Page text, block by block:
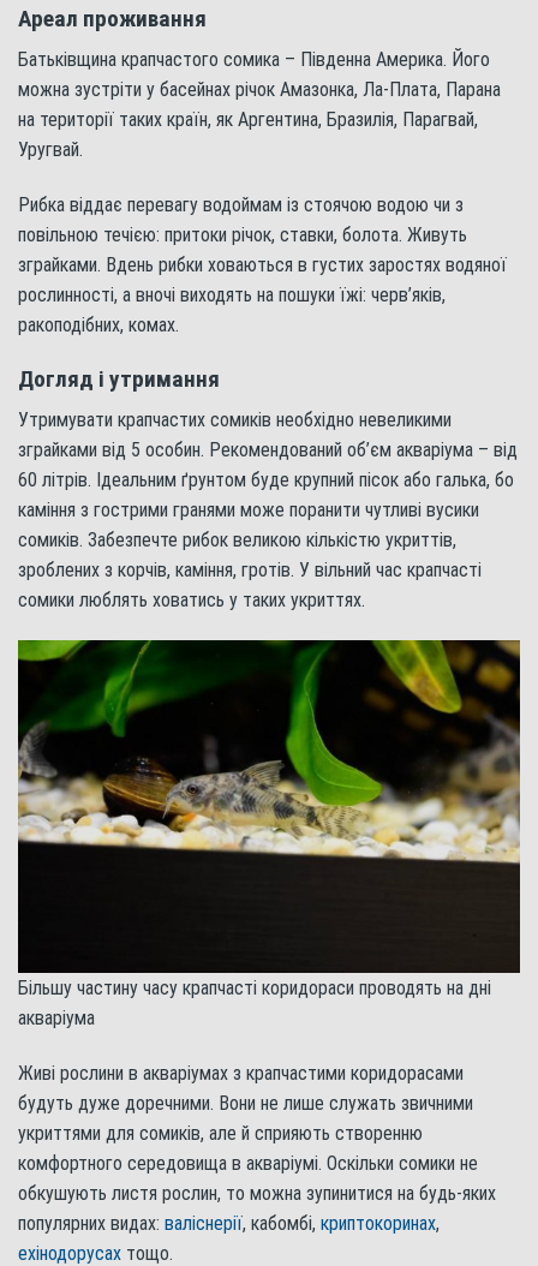
Ареал проживання
Батьківщина крапчастого сомика – Південна Америка. Його
можна зустріти у басейнах річок Амазонка, Ла-Плата, Парана
на території таких країн, як Аргентина, Бразилія, Парагвай,
Уругвай.
Рибка віддає перевагу водоймам із стоячою водою чи з
повільною течією: притоки річок, ставки, болота. Живуть
зграйками. Вдень рибки ховаються в густих заростях водяної
рослинності, а вночі виходять на пошуки їжі: черв’яків,
ракоподібних, комах.
Догляд і утримання
Утримувати крапчастих сомиків необхідно невеликими
зграйками від 5 особин. Рекомендований об’єм акваріума – від
60 літрів. Ідеальним ґрунтом буде крупний пісок або галька, бо
каміння з гострими гранями може поранити чутливі вусики
сомиків. Забезпечте рибок великою кількістю укриттів,
зроблених з корчів, каміння, гротів. У вільний час крапчасті
сомики люблять ховатись у таких укриттях.
Більшу частину часу крапчасті коридораси проводять на дні
акваріума
Живі рослини в акваріумах з крапчастими коридорасами
будуть дуже доречними. Вони не лише служать звичними
укриттями для сомиків, але й сприяють створенню
комфортного середовища в акваріумі. Оскільки сомики не
обкушують листя рослин, то можна зупинитися на будь-яких
популярних видах: валіснерії, кабомбі, криптокоринах,
ехінодорусах тощо.